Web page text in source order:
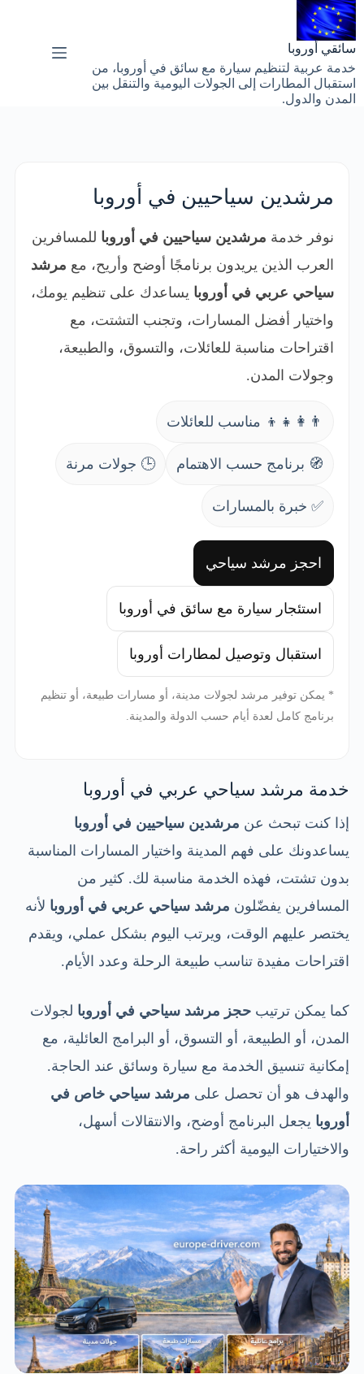
التجاوز
إلى
المحتوى
سائقي أوروبا
خدمة عربية لتنظيم سيارة مع سائق في أوروبا، من
استقبال المطارات إلى الجولات اليومية والتنقل بين
المدن والدول.
مرشدين سياحيين في أوروبا
نوفر خدمة مرشدين سياحيين في أوروبا للمسافرين
العرب الذين يريدون برنامجًا أوضح وأريح، مع مرشد
سياحي عربي في أوروبا يساعدك على تنظيم يومك،
واختيار أفضل المسارات، وتجنب التشتت، مع
اقتراحات مناسبة للعائلات، والتسوق، والطبيعة،
وجولات المدن.
👨‍👩‍👧‍👦 مناسب للعائلات
🧭 برنامج حسب الاهتمام 🕒 جولات مرنة
✅ خبرة بالمسارات
احجز مرشد سياحي
استئجار سيارة مع سائق في أوروبا
استقبال وتوصيل لمطارات أوروبا
* يمكن توفير مرشد لجولات مدينة، أو مسارات طبيعة، أو تنظيم
برنامج كامل لعدة أيام حسب الدولة والمدينة.
خدمة مرشد سياحي عربي في أوروبا
إذا كنت تبحث عن مرشدين سياحيين في أوروبا
يساعدونك على فهم المدينة واختيار المسارات المناسبة
بدون تشتت، فهذه الخدمة مناسبة لك. كثير من
المسافرين يفضّلون مرشد سياحي عربي في أوروبا لأنه
يختصر عليهم الوقت، ويرتب اليوم بشكل عملي، ويقدم
اقتراحات مفيدة تناسب طبيعة الرحلة وعدد الأيام.
كما يمكن ترتيب حجز مرشد سياحي في أوروبا لجولات
المدن، أو الطبيعة، أو التسوق، أو البرامج العائلية، مع
إمكانية تنسيق الخدمة مع سيارة وسائق عند الحاجة.
والهدف هو أن تحصل على مرشد سياحي خاص في
أوروبا يجعل البرنامج أوضح، والانتقالات أسهل،
والاختيارات اليومية أكثر راحة.